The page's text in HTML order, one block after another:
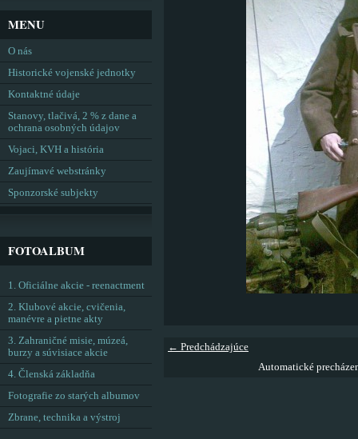
← Predchádzajúce
Automatické
MENU
O nás
Historické vojenské jednotky
Kontaktné údaje
Stanovy, tlačivá, 2 % z dane a
ochrana osobných údajov
Vojaci, KVH a história
Zaujímavé webstránky
Sponzorské subjekty
FOTOALBUM
1. Oficiálne akcie - reenactment
2. Klubové akcie, cvičenia,
manévre a pietne akty
3. Zahraničné misie, múzeá,
burzy a súvisiace akcie
4. Členská základňa
Fotografie zo starých albumov
Zbrane, technika a výstroj